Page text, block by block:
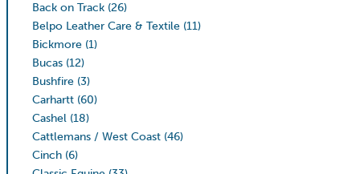
Back on Track (26)
Belpo Leather Care & Textile (11)
Bickmore (1)
Bucas (12)
Bushfire (3)
Carhartt (60)
Cashel (18)
Cattlemans / West Coast (46)
Cinch (6)